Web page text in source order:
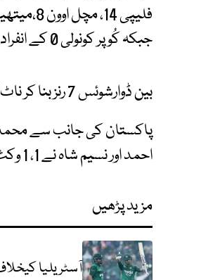
جبکہ کُوپر کونولی 0 کے انفرادی اسکور پر آؤٹ ہوئے۔
بین ڈوارشوئس 7 رنز بنا کر ناٹ آؤٹ پویلین لوٹے۔
احمد اور نسیم شاہ نے 1، 1 وکٹ حاصل کی۔
مزید پڑھیں
آسٹریلیا